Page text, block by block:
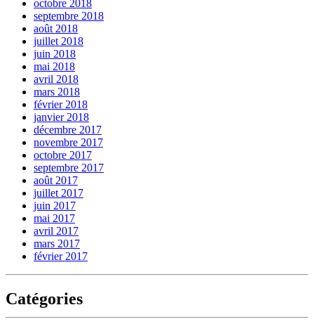
octobre 2018
septembre 2018
août 2018
juillet 2018
juin 2018
mai 2018
avril 2018
mars 2018
février 2018
janvier 2018
décembre 2017
novembre 2017
octobre 2017
septembre 2017
août 2017
juillet 2017
juin 2017
mai 2017
avril 2017
mars 2017
février 2017
Catégories